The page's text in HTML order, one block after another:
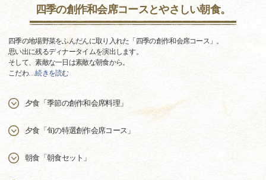
四季の創作和会席コースとやさしい朝食。
四季の地場野菜をふんだんに取り入れた「四季の創作和会席コース」。
思い出に残るディナータイムを演出します。
そして、素敵な一日は素敵な朝食から。
こだわ…続きを読む
夕食「季節の創作和会席料理」
夕食「旬の特選創作会席コース」
朝食「朝食セット」